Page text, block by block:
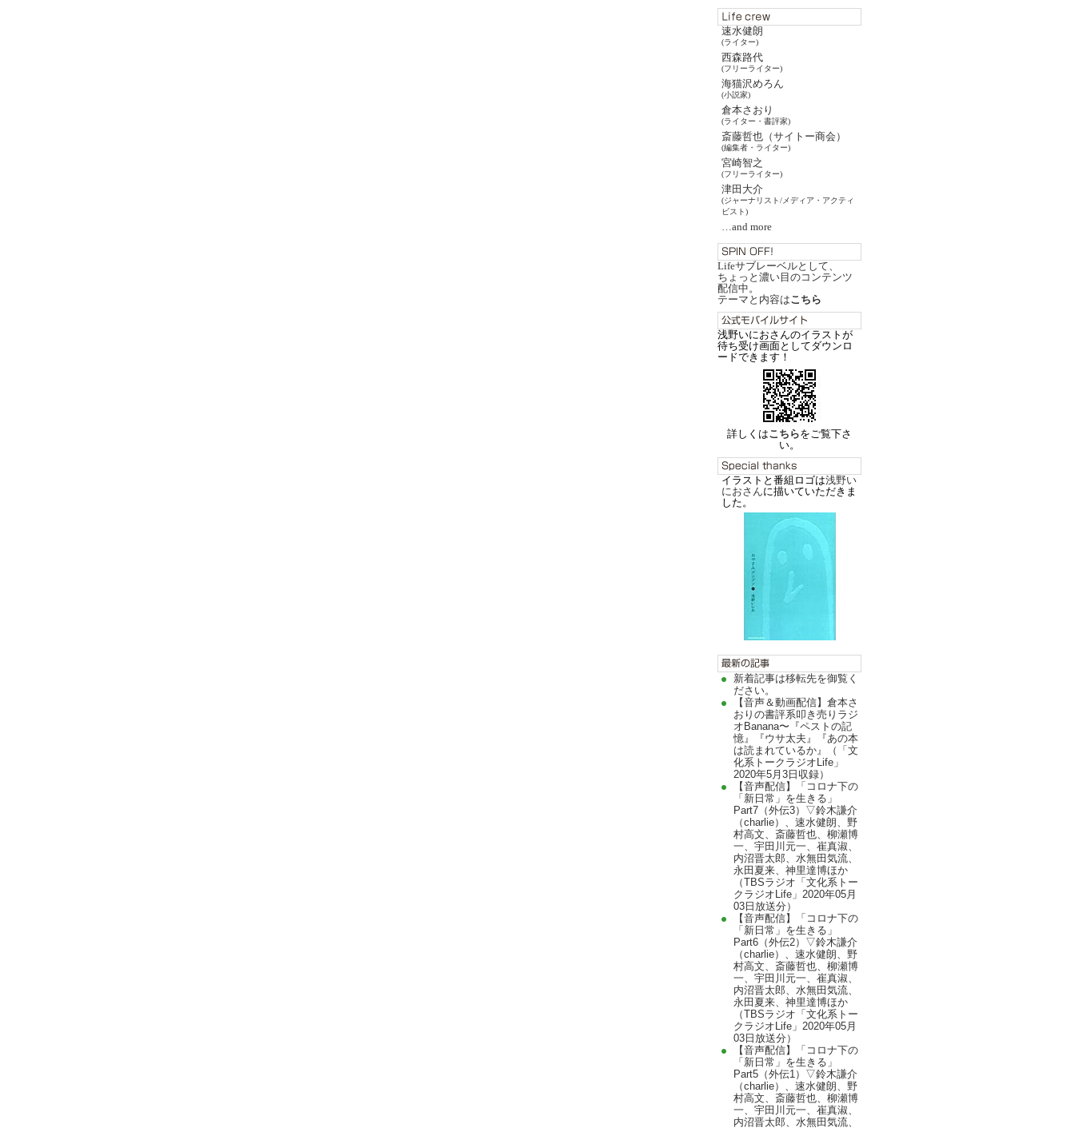
速水健朗
(ライター)
西森路代
(フリーライター)
海猫沢めろん
(小説家)
倉本さおり
(ライター・書評家)
斎藤哲也（サイトー商会）
(編集者・ライター)
宮崎智之
(フリーライター)
津田大介
(ジャーナリスト/メディア・アクティ
ビスト)
…and more
Lifeサブレーベルとして、
ちょっと濃い目のコンテンツ
配信中。
テーマと内容はこちら
浅野いにおさんのイラストが
待ち受け画面としてダウンロ
ードできます！
詳しくはこちらをご覧下さ
い。
イラストと番組ロゴは浅野い
におさんに描いていただきま
した。
新着記事は移転先を御覧く
ださい。
【音声＆動画配信】倉本さ
おりの書評系叩き売りラジ
オBanana〜『ペストの記
憶』『ウサ太夫』『あの本
は読まれているか』（「文
化系トークラジオLife」
2020年5月3日収録）
【音声配信】「コロナ下の
「新日常」を生きる」
Part7（外伝3）▽鈴木謙介
（charlie）、速水健朗、野
村高文、斎藤哲也、柳瀬博
一、宇田川元一、崔真淑、
内沼晋太郎、水無田気流、
永田夏来、神里達博ほか
（TBSラジオ「文化系トー
クラジオLife」2020年05月
03日放送分）
【音声配信】「コロナ下の
「新日常」を生きる」
Part6（外伝2）▽鈴木謙介
（charlie）、速水健朗、野
村高文、斎藤哲也、柳瀬博
一、宇田川元一、崔真淑、
内沼晋太郎、水無田気流、
永田夏来、神里達博ほか
（TBSラジオ「文化系トー
クラジオLife」2020年05月
03日放送分）
【音声配信】「コロナ下の
「新日常」を生きる」
Part5（外伝1）▽鈴木謙介
（charlie）、速水健朗、野
村高文、斎藤哲也、柳瀬博
一、宇田川元一、崔真淑、
内沼晋太郎、水無田気流、